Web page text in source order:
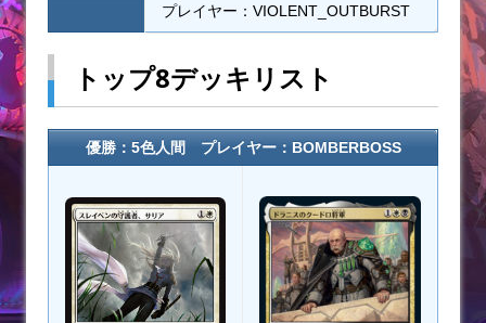
プレイヤー：VIOLENT_OUTBURST
トップ8デッキリスト
優勝：5色人間 プレイヤー：BOMBERBOSS